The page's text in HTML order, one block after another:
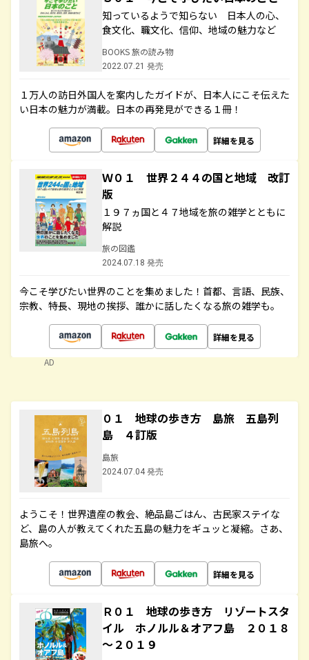
知っているようで知らない 日本人の心、
食文化、職文化、信仰、地域の魅力など
BOOKS 旅の読み物
2022.07.21 発売
１万人の訪日外国人を案内したガイドが、日本人にこそ伝えた
い日本の魅力が満載。日本の再発見ができる１冊！
詳細を見る
Ｗ０１ 世界２４４の国と地域 改訂
版
１９７ヵ国と４７地域を旅の雑学とともに
解説
旅の図鑑
2024.07.18 発売
今こそ学びたい世界のことを集めました！首都、言語、民族、
宗教、特長、現地の挨拶、誰かに話したくなる旅の雑学も。
詳細を見る
AD
０１ 地球の歩き方 島旅 五島列
島 ４訂版
島旅
2024.07.04 発売
ようこそ！世界遺産の教会、絶品島ごはん、古民家ステイな
ど、島の人が教えてくれた五島の魅力をギュッと凝縮。さあ、
島旅へ。
詳細を見る
Ｒ０１ 地球の歩き方 リゾートスタ
イル ホノルル＆オアフ島 ２０１８
～２０１９